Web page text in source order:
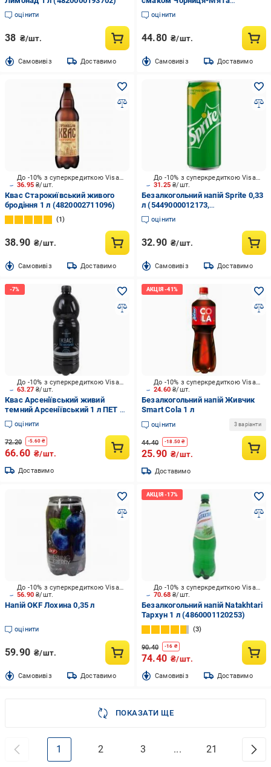
оцінити
38 ₴/шт.
Cамовивіз Доставимо
негазований 1,5 л
оцінити
44.80 ₴/шт.
Cамовивіз Доставимо
36.95₴/шт.
До -10% з суперкредиткою Visa Вигода
Квас Старокиївський живого
бродіння 1 л (4820002711096)
1
38.90 ₴/шт.
Cамовивіз Доставимо
31.25₴/шт.
До -10% з суперкредиткою Visa Вигода
Безалкогольний напій Sprite 0,33
л (5449000012173,
5449000014535)
оцінити
32.90 ₴/шт.
Cамовивіз Доставимо
63.27₴/шт.
До -10% з суперкредиткою Visa Вигода
Квас Арсеніївський живий
темний Арсеніївський 1 л ПЕТ 1
л
оцінити
72.20 -5.60 ₴
66.60 ₴/шт.
Доставимо
24.60₴/шт.
До -10% з суперкредиткою Visa Вигода
Безалкогольний напій Живчик
Smart Сola 1 л
оцінити 3 варіанти
44.40 -18.50 ₴
25.90 ₴/шт.
Доставимо
56.90₴/шт.
До -10% з суперкредиткою Visa Вигода
Напій OKF Лохина 0,35 л
оцінити
59.90 ₴/шт.
Cамовивіз Доставимо
70.68₴/шт.
До -10% з суперкредиткою Visa Вигода
Безалкогольний напій Natakhtari
Тархун 1 л (4860001120253)
3
90.40 -16 ₴
74.40 ₴/шт.
Cамовивіз Доставимо
ПОКАЗАТИ ЩЕ
1 2 3 ... 21